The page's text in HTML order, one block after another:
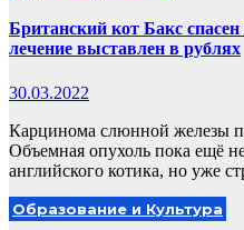
Британский кот Бакс спасен
лечение выставлен в рублях
30.03.2022
Карцинома слюнной железы
Объемная опухоль пока ещё
английского котика, но уже
Образование и Культура